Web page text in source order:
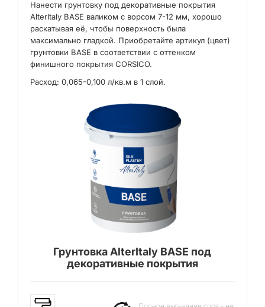
Нанести грунтовку под декоративные покрытия
AlterItaly BASE валиком с ворсом 7-12 мм, хорошо
раскатывая её, чтобы поверхность была
максимально гладкой. Приобретайте артикул (цвет)
грунтовки BASE в соответствии с оттенком
финишного покрытия CORSICO.
Расход: 0,065-0,100 л/кв.м в 1 слой.
Грунтовка AlterItaly BASE под
декоративные покрытия